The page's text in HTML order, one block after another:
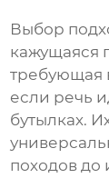
Выбор
кажущаяся
требующая
если речь
бутылках.
походов до